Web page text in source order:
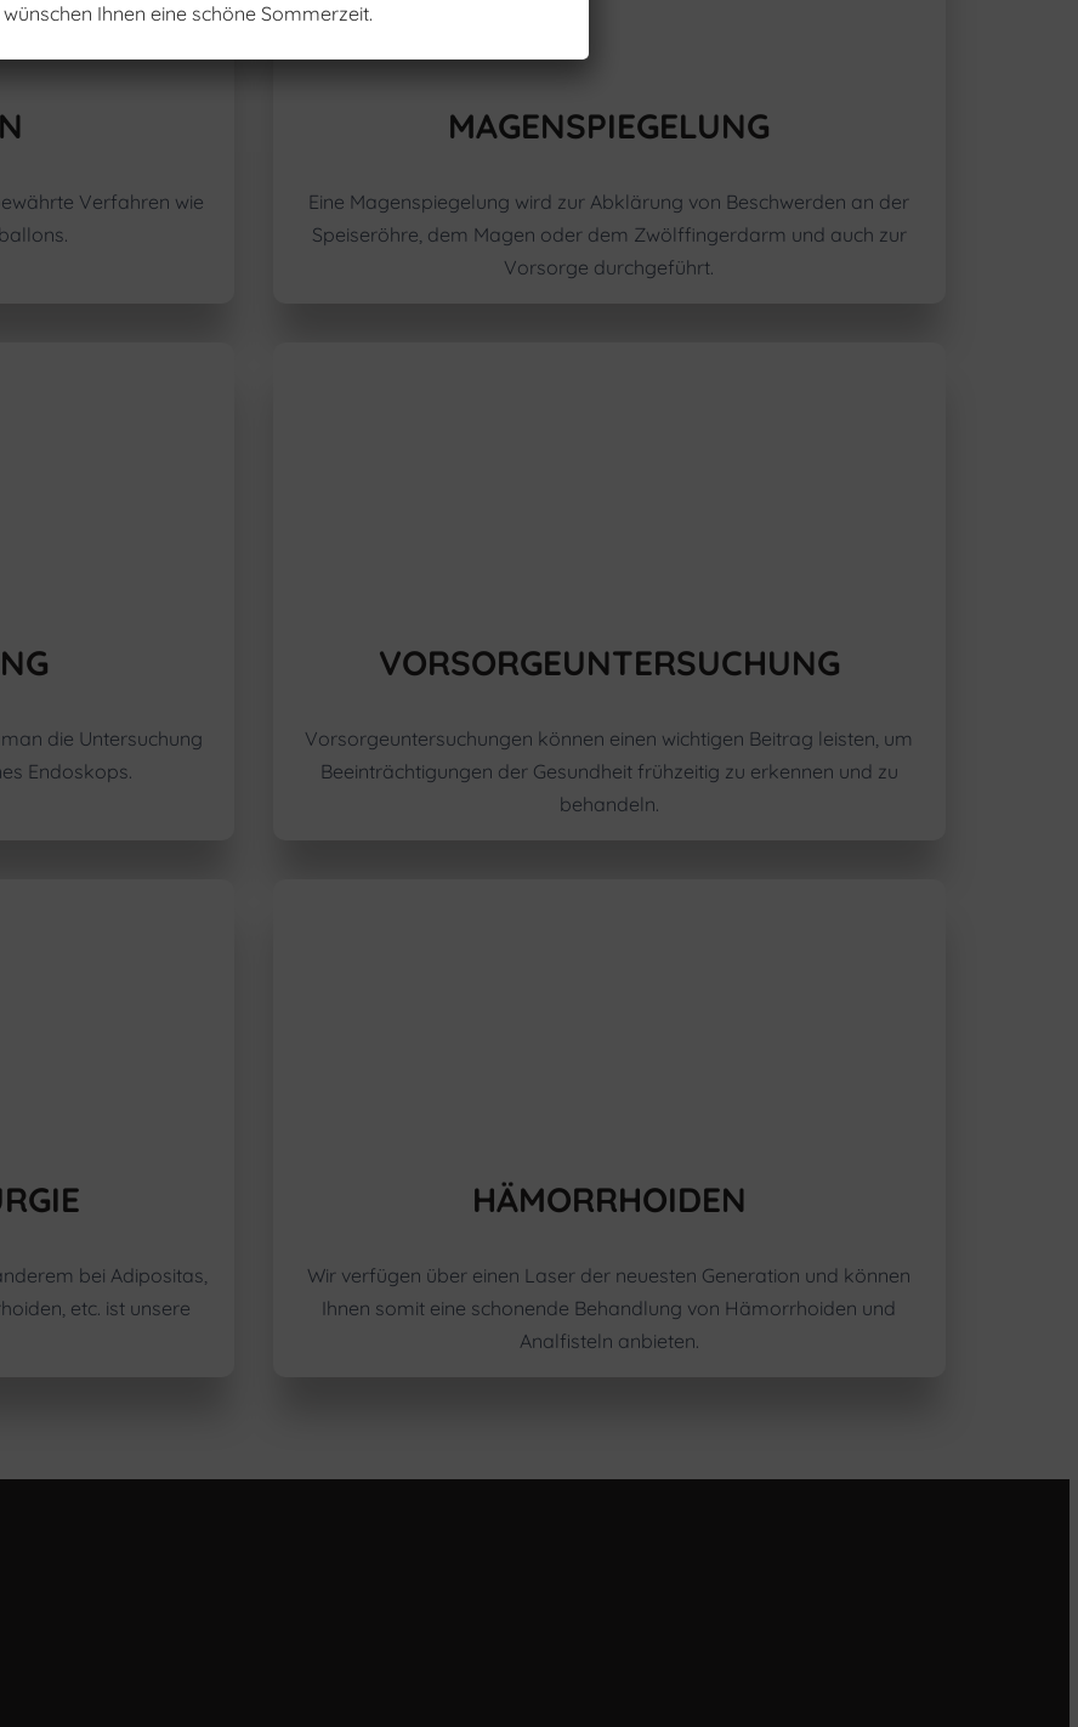
Verfahren wie
MAGENSPIEGELUNG
Eine Magenspiegelung wird zur Abklärung von Beschwerden an der
Speiseröhre, dem Magen oder dem Zwölffingerdarm und auch zur
Vorsorge durchgeführt.
die Untersuchung
Endoskops.
VORSORGEUNTERSUCHUNG
Vorsorgeuntersuchungen können einen wichtigen Beitrag leisten, um
Beeinträchtigungen der Gesundheit frühzeitig zu erkennen und zu
behandeln.
bei Adipositas,
etc. ist unsere
HÄMORRHOIDEN
Wir verfügen über einen Laser der neuesten Generation und können
Ihnen somit eine schonende Behandlung von Hämorrhoiden und
Analfisteln anbieten.
wünschen Ihnen eine schöne Sommerzeit.